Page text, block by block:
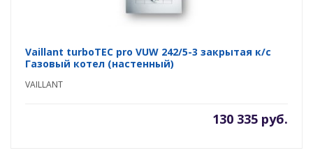
Vaillant turboTEC pro VUW 242/5-3 закрытая к/с
Газовый котел (настенный)
VAILLANT
130 335 руб.